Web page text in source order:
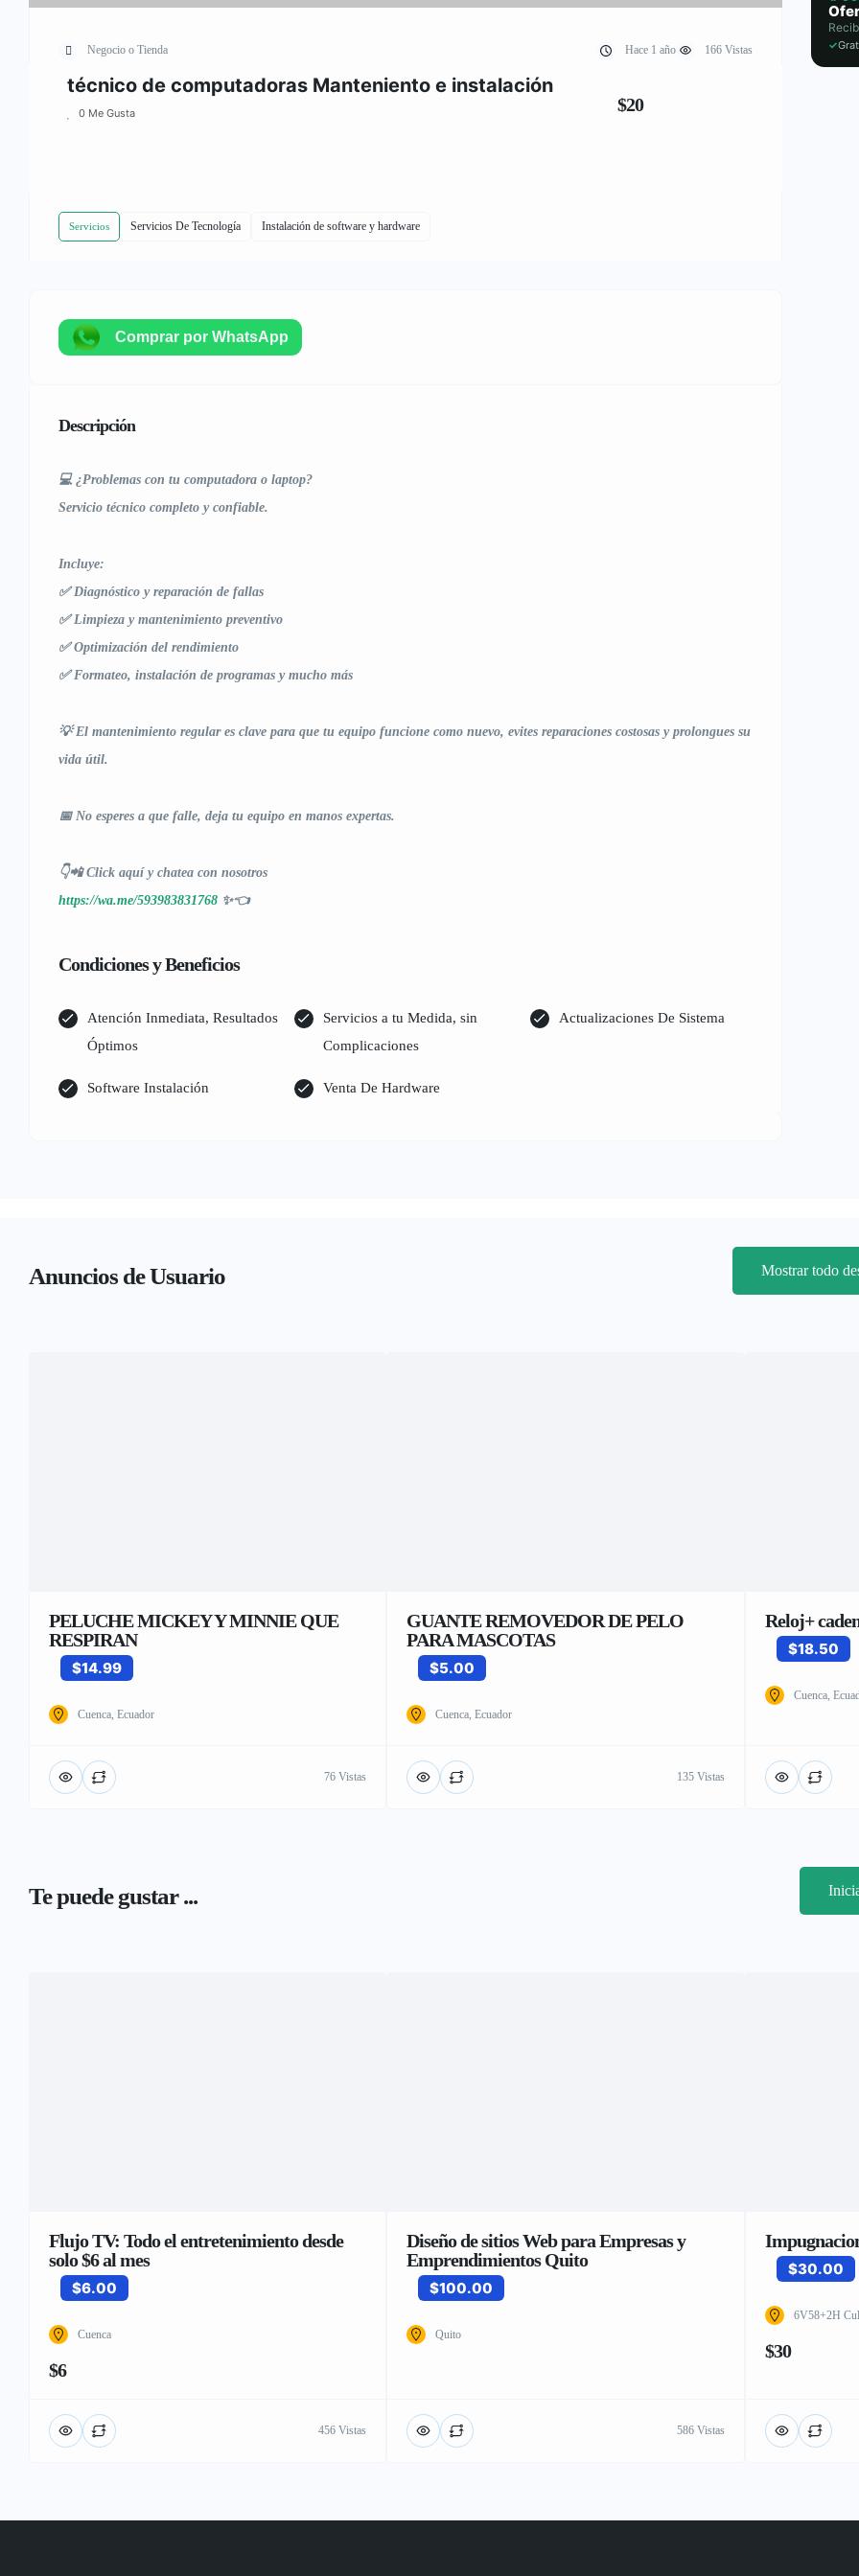
Negocio o Tienda Hace 1 año 166 Vistas
técnico de computadoras Manteniento e instalación
0 Me Gusta $20
Servicios Servicios De Tecnología Instalación de software y hardware
Comprar por WhatsApp
Descripción
💻 ¿Problemas con tu computadora o laptop?
Servicio técnico completo y confiable.
Incluye:
✅ Diagnóstico y reparación de fallas
✅ Limpieza y mantenimiento preventivo
✅ Optimización del rendimiento
✅ Formateo, instalación de programas y mucho más
💡 El mantenimiento regular es clave para que tu equipo funcione como nuevo, evites reparaciones costosas y prolongues su
vida útil.
📅 No esperes a que falle, deja tu equipo en manos expertas.
👇📲 Click aquí y chatea con nosotros
https://wa.me/593983831768 ✨👈
Condiciones y Beneficios
Atención Inmediata, Resultados
Óptimos
Servicios a tu Medida, sin
Complicaciones
Actualizaciones De Sistema
Software Instalación Venta De Hardware
✓
Anuncios de Usuario Mostrar todo
PELUCHE MICKEY Y MINNIE QUE
RESPIRAN
$14.99
Cuenca, Ecuador
76 Vistas
GUANTE REMOVEDOR DE PELO
PARA MASCOTAS
$5.00
Cuenca, Ecuador
135 Vistas
Reloj+
$18.50
Cuenca,
Te puede gustar ...
Flujo TV: Todo el entretenimiento desde
solo $6 al mes
$6.00
Cuenca
$6
456 Vistas
Diseño de sitios Web para Empresas y
Emprendimientos Quito
$100.00
Quito
586 Vistas
$30.00
6V58+2H
$30